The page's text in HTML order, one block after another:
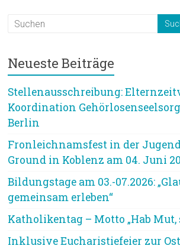
Neueste Beiträge
Stellenausschreibung:
Koordination
Berlin
Fronleichnamsfest in der
Ground in Koblenz am 04. Juni
Bildungstage am 03.-07.2026:
gemeinsam erleben“
Katholikentag – Motto „Hab Mut,
Inklusive Eucharistiefeier zur